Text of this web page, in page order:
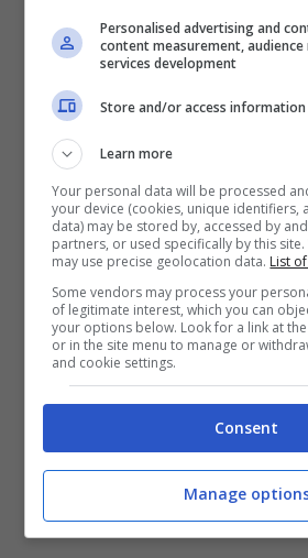
Il problema dello
natalizio
Personalised advertising and
content measurement, audience
services development
Store and/or access information
Learn more
Your personal data will be processed
your device (cookies, unique identifiers,
data) may be stored by, accessed by
partners, or used specifically by this
may use precise geolocation data. List
Some vendors may process your
of legitimate interest, which you can
your options below. Look for a link at
or in the site menu to manage or
and cookie settings.
Consent
Manage